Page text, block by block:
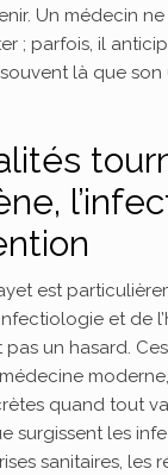
Un médecin
; parfois, il
souvent là que
est
et de
pas un hasard.
quand tout
surgissent les
sanitaires, les